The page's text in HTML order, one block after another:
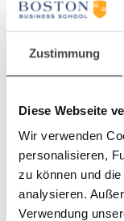
Zustimmung
Diese Webseite
Wir verwenden
personalisieren,
zu können und
analysieren.
Verwendung
Anrede*
Titel
Firma*
Abteilung